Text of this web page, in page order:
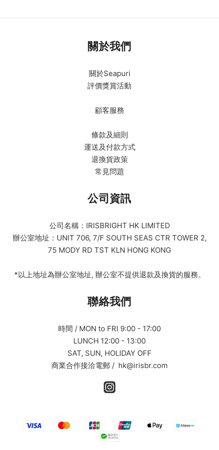
關於我們
關於Seapuri
評價獎賞活動
顧客服務
條款及細則
運送及付款方式
退換貨政策
常見問題
公司資訊
公司名稱：IRISBRIGHT HK LIMITED
辦公室地址：UNIT 706, 7/F SOUTH SEAS CTR TOWER 2,
75 MODY RD TST KLN HONG KONG
*以上地址為辦公室地址, 辦公室不提供退款及換貨的服務。
聯絡我們
時間 / MON to FRI 9:00 - 17:00
LUNCH 12:00 - 13:00
SAT, SUN, HOLIDAY OFF
商業合作接洽電郵 / hk@irisbr.com